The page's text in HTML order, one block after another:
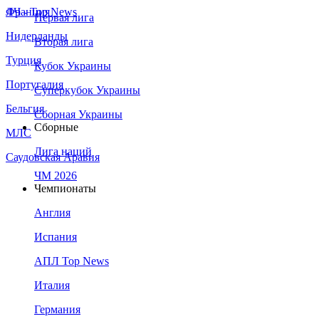
Франция
Нидерланды
Турция
Португалия
Бельгия
МЛС
Саудовская Аравия
ЛЧ - Top News
Первая лига
Вторая лига
Кубок Украины
Суперкубок Украины
Сборная Украины
Сборные
Лига наций
ЧМ 2026
Чемпионаты
Англия
Испания
АПЛ Top News
Италия
Германия